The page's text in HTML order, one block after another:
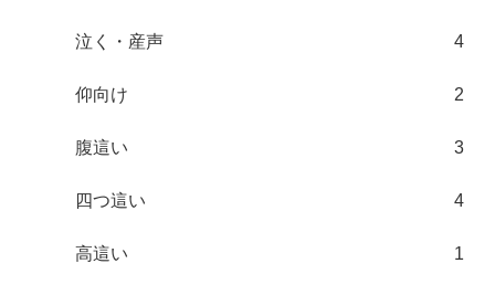
泣く・産声 4
仰向け 2
腹這い 3
四つ這い 4
高這い 1